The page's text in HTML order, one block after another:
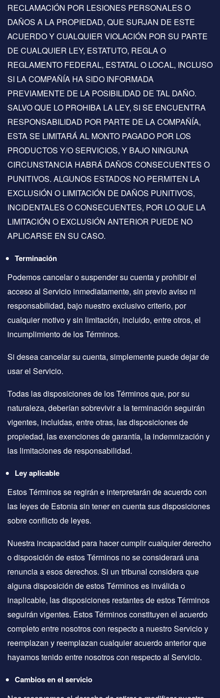
RECLAMACIÓN POR LESIONES PERSONALES O
DAÑOS A LA PROPIEDAD, QUE SURJAN DE ESTE
ACUERDO Y CUALQUIER VIOLACIÓN POR SU PARTE
DE CUALQUIER LEY, ESTATUTO, REGLA O
REGLAMENTO FEDERAL, ESTATAL O LOCAL, INCLUSO
SI LA COMPAÑÍA HA SIDO INFORMADA
PREVIAMENTE DE LA POSIBILIDAD DE TAL DAÑO.
SALVO QUE LO PROHIBA LA LEY, SI SE ENCUENTRA
RESPONSABILIDAD POR PARTE DE LA COMPAÑÍA,
ESTA SE LIMITARÁ AL MONTO PAGADO POR LOS
PRODUCTOS Y/O SERVICIOS, Y BAJO NINGUNA
CIRCUNSTANCIA HABRÁ DAÑOS CONSECUENTES O
PUNITIVOS. ALGUNOS ESTADOS NO PERMITEN LA
EXCLUSIÓN O LIMITACIÓN DE DAÑOS PUNITIVOS,
INCIDENTALES O CONSECUENTES, POR LO QUE LA
LIMITACIÓN O EXCLUSIÓN ANTERIOR PUEDE NO
APLICARSE EN SU CASO.
Terminación
Podemos cancelar o suspender su cuenta y prohibir el
acceso al Servicio inmediatamente, sin previo aviso ni
responsabilidad, bajo nuestro exclusivo criterio, por
cualquier motivo y sin limitación, incluido, entre otros, el
incumplimiento de los Términos.
Si desea cancelar su cuenta, simplemente puede dejar de
usar el Servicio.
Todas las disposiciones de los Términos que, por su
naturaleza, deberían sobrevivir a la terminación seguirán
vigentes, incluidas, entre otras, las disposiciones de
propiedad, las exenciones de garantía, la indemnización y
las limitaciones de responsabilidad.
Ley aplicable
Estos Términos se regirán e interpretarán de acuerdo con
las leyes de Estonia sin tener en cuenta sus disposiciones
sobre conflicto de leyes.
Nuestra incapacidad para hacer cumplir cualquier derecho
o disposición de estos Términos no se considerará una
renuncia a esos derechos. Si un tribunal considera que
alguna disposición de estos Términos es inválida o
inaplicable, las disposiciones restantes de estos Términos
seguirán vigentes. Estos Términos constituyen el acuerdo
completo entre nosotros con respecto a nuestro Servicio y
reemplazan y reemplazan cualquier acuerdo anterior que
hayamos tenido entre nosotros con respecto al Servicio.
Cambios en el servicio